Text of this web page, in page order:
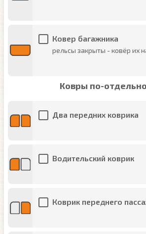
Ковер багажника
рельсы закрыты - ковёр их
Ковры по-
Два передних коврика
Водительский коврик
Коврик переднего